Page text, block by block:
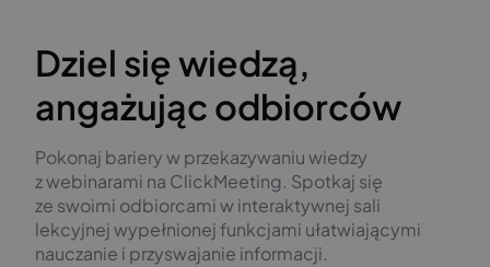
Dziel się wiedzą,
angażując odbiorców
Pokonaj bariery w przekazywaniu wiedzy
z webinarami na ClickMeeting. Spotkaj się
ze swoimi odbiorcami w interaktywnej sali
lekcyjnej wypełnionej funkcjami ułatwiającymi
nauczanie i przyswajanie informacji.